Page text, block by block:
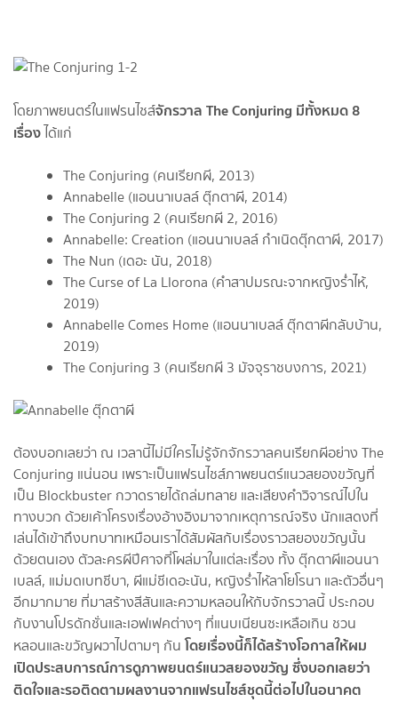
โดยภาพยนตร์ในแฟรนไชส์จักรวาล The Conjuring มีทั้งหมด 8
เรื่อง ได้แก่
The Conjuring (คนเรียกผี, 2013)
Annabelle (แอนนาเบลล์ ตุ๊กตาผี, 2014)
The Conjuring 2 (คนเรียกผี 2, 2016)
Annabelle: Creation (แอนนาเบลล์ กำเนิดตุ๊กตาผี, 2017)
The Nun (เดอะ นัน, 2018)
The Curse of La Llorona (คำสาปมรณะจากหญิงร่ำไห้,
2019)
Annabelle Comes Home (แอนนาเบลล์ ตุ๊กตาผีกลับบ้าน,
2019)
The Conjuring 3 (คนเรียกผี 3 มัจจุราชบงการ, 2021)
ต้องบอกเลยว่า ณ เวลานี้ไม่มีใครไม่รู้จักจักรวาลคนเรียกผีอย่าง The
Conjuring แน่นอน เพราะเป็นแฟรนไชส์ภาพยนตร์แนวสยองขวัญที่
เป็น Blockbuster กวาดรายได้ถล่มทลาย และเสียงคำวิจารณ์ไปใน
ทางบวก ด้วยเค้าโครงเรื่องอ้างอิงมาจากเหตุการณ์จริง นักแสดงที่
เล่นได้เข้าถึงบทบาทเหมือนเราได้สัมผัสกับเรื่องราวสยองขวัญนั้น
ด้วยตนเอง ตัวละครผีปีศาจที่โผล่มาในแต่ละเรื่อง ทั้ง ตุ๊กตาผีแอนนา
เบลล์, แม่มดเบทชีบา, ผีแม่ชีเดอะนัน, หญิงร่ำไห้ลาโยโรนา และตัวอื่นๆ
อีกมากมาย ที่มาสร้างสีสันและความหลอนให้กับจักรวาลนี้ ประกอบ
กับงานโปรดักชั่นและเอฟเฟคต่างๆ ที่แนบเนียนซะเหลือเกิน ชวน
หลอนและขวัญผวาไปตามๆ กันโดยเรื่องนี้ก็ได้สร้างโอกาสให้ผม
เปิดประสบการณ์การดูภาพยนตร์แนวสยองขวัญ ซึ่งบอกเลยว่า
ติดใจและรอติดตามผลงานจากแฟรนไชส์ชุดนี้ต่อไปในอนาคต